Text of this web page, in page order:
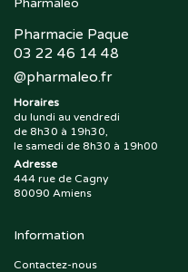
Pharmaleo
Pharmacie Paque
03 22 46 14 48
@pharmaleo.fr
Horaires
du lundi au vendredi
de 8h30 à 19h30,
le samedi de 8h30 à 19h00
Adresse
444 rue de Cagny
80090 Amiens
Information
Contactez-nous